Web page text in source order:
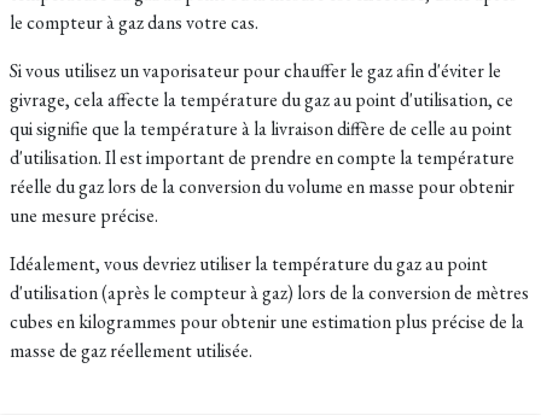
le compteur à gaz dans votre cas.
Si vous utilisez un vaporisateur pour chauffer le gaz afin d'éviter le
givrage, cela affecte la température du gaz au point d'utilisation, ce
qui signifie que la température à la livraison diffère de celle au point
d'utilisation. Il est important de prendre en compte la température
réelle du gaz lors de la conversion du volume en masse pour obtenir
une mesure précise.
Idéalement, vous devriez utiliser la température du gaz au point
d'utilisation (après le compteur à gaz) lors de la conversion de mètres
cubes en kilogrammes pour obtenir une estimation plus précise de la
masse de gaz réellement utilisée.